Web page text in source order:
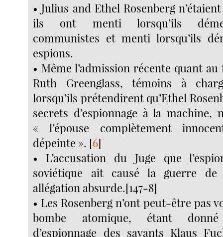
• Julius and Ethel Rosenberg
ils ont menti lorsqu’ils
communistes et menti lorsqu’ils
espions.
• Même l’admission récente quant
Ruth Greenglass, témoins à
lorsqu’ils prétendirent qu’Ethel
secrets d’espionnage à la machine,
« l’épouse complètement
dépeinte ». [6]
• L’accusation du Juge que
soviétique ait causé la guerre
allégation absurde.[147-8]
• Les Rosenberg n’ont peut-être pas
bombe atomique, étant
d’espionnage des savants Klaus